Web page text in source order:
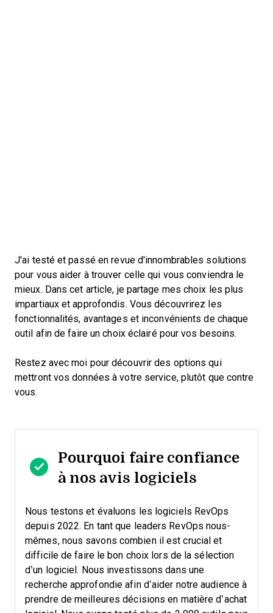
J'ai testé et passé en revue d'innombrables solutions
pour vous aider à trouver celle qui vous conviendra le
mieux. Dans cet article, je partage mes choix les plus
impartiaux et approfondis. Vous découvrirez les
fonctionnalités, avantages et inconvénients de chaque
outil afin de faire un choix éclairé pour vos besoins.
Restez avec moi pour découvrir des options qui
mettront vos données à votre service, plutôt que contre
vous.
Pourquoi faire confiance
à nos avis logiciels
Nous testons et évaluons les logiciels RevOps
depuis 2022. En tant que leaders RevOps nous-
mêmes, nous savons combien il est crucial et
difficile de faire le bon choix lors de la sélection
d’un logiciel. Nous investissons dans une
recherche approfondie afin d’aider notre audience à
prendre de meilleures décisions en matière d’achat